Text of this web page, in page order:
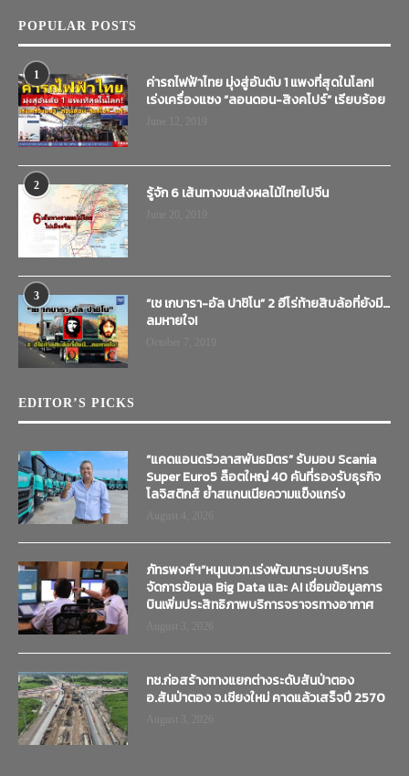
POPULAR POSTS
1
ค่ารถไฟฟ้าไทย มุ่งสู่อันดับ 1 แพงที่สุดในโลก!
เร่งเครื่องแซง “ลอนดอน-สิงคโปร์” เรียบร้อย
2 รู้จัก 6 เส้นทางขนส่งผลไม้ไทยไปจีน
3
“เช เกบารา-อัล ปาชิโน” 2 ฮีโร่ท้ายสิบล้อที่ยังมี…
ลมหายใจ!
EDITOR’S PICKS
“แคดแอนดริวลาสพันธมิตร” รับมอบ Scania
Super Euro5 ล็อตใหญ่ 40 คันที่รองรับธุรกิจ
โลจิสติกส์ ย้ำสแกนเนียความแข็งแกร่ง
ภัทรพงศ์ฯ”หนุนบวท.เร่งพัฒนาระบบบริหาร
จัดการข้อมูล Big Data และ AI เชื่อมข้อมูลการ
บินเพิ่มประสิทธิภาพบริการจราจรทางอากาศ
ทช.ก่อสร้างทางแยกต่างระดับสันป่าตอง
อ.สันป่าตอง จ.เชียงใหม่ คาดแล้วเสร็จปี 2570